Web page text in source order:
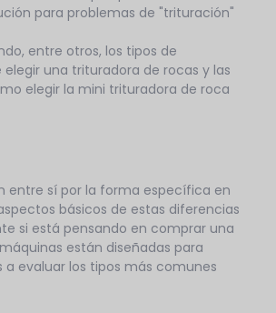
para problemas de "trituración"
entre otros, los tipos de
una trituradora de rocas y las
elegir la mini trituradora de roca
entre sí por la forma específica en
básicos de estas diferencias
si está pensando en comprar una
están diseñadas para
evaluar los tipos más comunes